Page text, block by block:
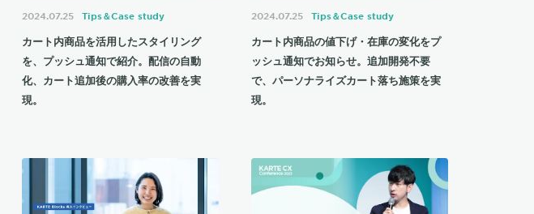
2024.07.25 Tips＆Case study
カート内商品を活用したスタイリング
を、プッシュ通知で紹介。配信の自動
化、カート追加後の購入率の改善を実
現。
2024.07.25 Tips＆Case study
カート内商品の値下げ・在庫の変化をプ
ッシュ通知でお知らせ。追加開発不要
で、パーソナライズカート落ち施策を実
現。